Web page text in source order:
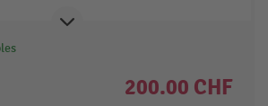
200.00 CHF